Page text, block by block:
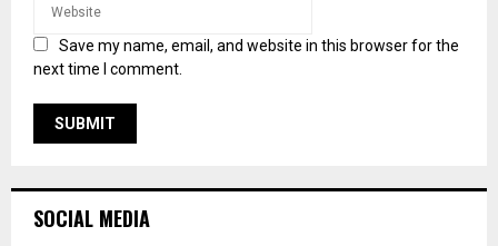
Save my name, email, and website in this browser for the
next time I comment.
SOCIAL MEDIA